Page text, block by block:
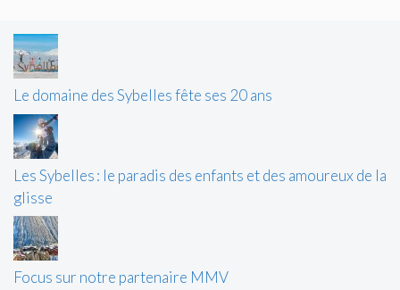
Le domaine des Sybelles fête ses 20 ans
Les Sybelles : le paradis des enfants et des amoureux de la
glisse
Focus sur notre partenaire MMV